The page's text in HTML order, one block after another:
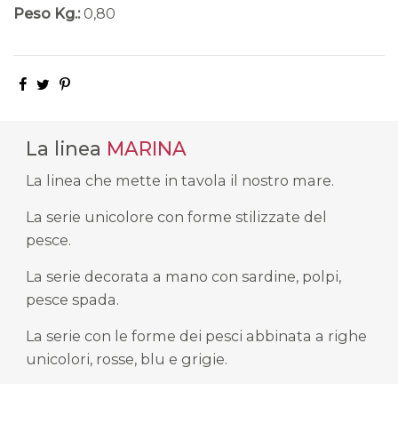
Peso Kg.: 0,80
La linea MARINA
La linea che mette in tavola il nostro mare.
La serie unicolore con forme stilizzate del
pesce.
La serie decorata a mano con sardine, polpi,
pesce spada.
La serie con le forme dei pesci abbinata a righe
unicolori, rosse, blu e grigie.